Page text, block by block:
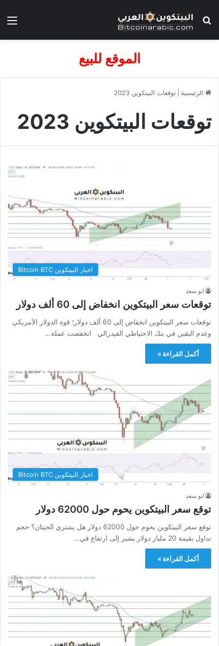
بحث عن
الموقع للبيع
الرئيسية توقعات البيتكوين 2023
توقعات البيتكوين 2023
اخبار البيتكوين Bitcoin BTC
ابو سعد
توقعات سعر البيتكوين انخفاض إلى 60 ألف دولار
توقعات سعر البيتكوين انخفاض إلى 60 ألف دولار؛ قوة الدولار الأمريكي
وعدم اليقين في بنك الاحتياطي الفيدرالي انخفضت عملة…
أكمل القراءة »
اخبار البيتكوين Bitcoin BTC
ابو سعد
توقع سعر البيتكوين يحوم حول 62000 دولار
توقع سعر البيتكوين يحوم حول 62000 دولار هل يشتري الحيتان؟ حجم
تداول بقيمة 20 مليار دولار يشير إلى ارتفاع في…
أكمل القراءة »